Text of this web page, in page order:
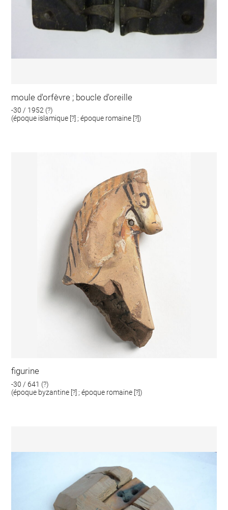
moule d'orfèvre ; boucle d'oreille
-30 / 1952 (?)
(époque islamique [?] ; époque romaine [?])
figurine
-30 / 641 (?)
(époque byzantine [?] ; époque romaine [?])